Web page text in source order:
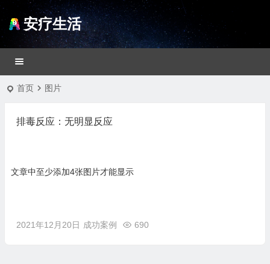
安疗生活
首页 图片
排毒反应：无明显反应
文章中至少添加4张图片才能显示
2021年12月20日 成功案例 690